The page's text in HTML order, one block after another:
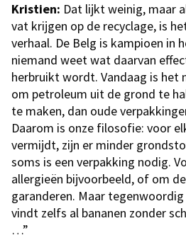
Kristien: Dat lijkt weinig, maar
vat krijgen op de recyclage, is
verhaal. De Belg is kampioen in
niemand weet wat daarvan
herbruikt wordt. Vandaag is het
om petroleum uit de grond te
te maken, dan oude
Daarom is onze filosofie: voor
vermijdt, zijn er minder
soms is een verpakking nodig.
allergieën bijvoorbeeld, of om
garanderen. Maar
vindt zelfs al bananen zonder
…”